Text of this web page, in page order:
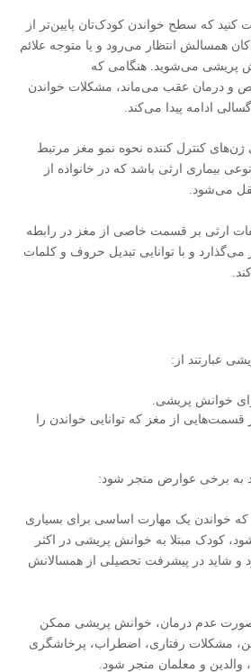
کنید که سطح خواندن کودک‌تان پایین‌تر از
همسالش انتظار می‌رود و یا متوجه علائم
‌پریشی می‌شوید. هنگامی که
و درمان عقب می‌ماند، مشکلات خواندن
ادامه پیدا می‌کند.
کنترل کننده نحوه نمو مغز مرتبط
بیماری ارثی باشد که در خانواده از
می‌شود.
ارثی بر قسمت خاصی از مغز در رابطه
می‌گذارد و با توانایی تبدیل حروف و کلمات
عبارتند از:
خوانش‌ پریشی.
از مغز که توانایی خواندن را
به برخی عوارض منجر شود:
که خواندن یک مهارت اساسی برای بسیاری
کودک مبتلا به خوانش ‌پریشی در اکثر
و شاید در پیشرفت تحصیلی از همسالانش
عدم درمان، خوانش ‌پریشی ممکن
مشکلات رفتاری، اضطراب، پرخاشگری
والدین و معلمان منجر شود.